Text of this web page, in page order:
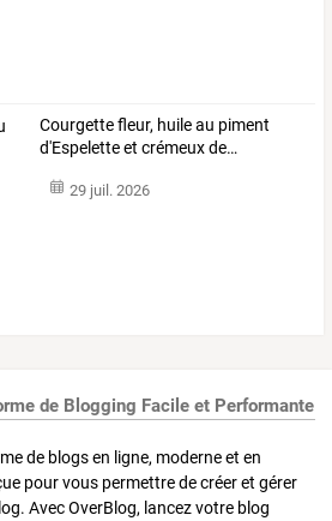
Courgettefleur, huileau piment
d'Espeletteet crémeuxde…
29 juil. 2026
de Blogging Facile et Performante
de blogs en ligne, moderne et en
pour vous permettre de créer et gérer
Avec OverBlog, lancez votre blog